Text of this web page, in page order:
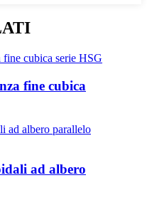
fine cubica
ad albero